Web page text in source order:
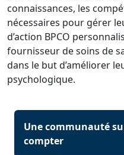
connaissances, les
nécessaires pour gérer
d’action BPCO
fournisseur de soins de
dans le but d’améliorer
psychologique.
Une communauté
compter